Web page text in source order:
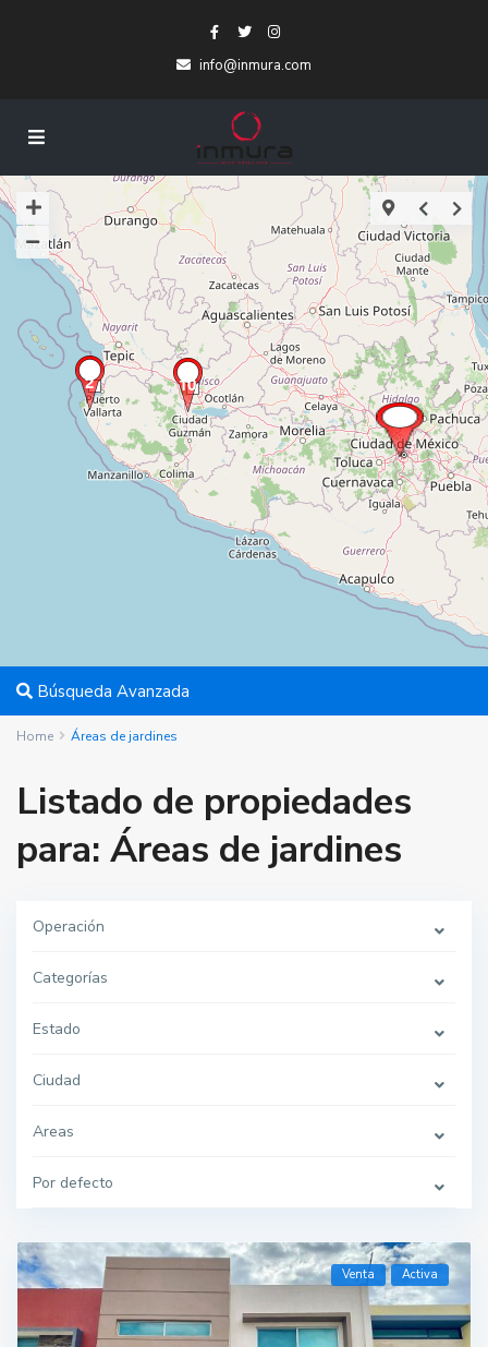
info@inmura.com
2 10
Búsqueda Avanzada
Home Áreas de jardines
Listado de propiedades
para: Áreas de jardines
Operación
Categorías
Estado
Ciudad
Areas
Por defecto
Venta Activa